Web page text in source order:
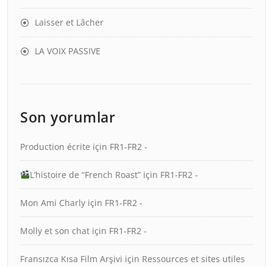
Laisser et Lâcher
LA VOIX PASSIVE
Son yorumlar
Production écrite için FR1-FR2 -
L’histoire de “French Roast”için FR1-FR2 -
Mon Ami Charly için FR1-FR2 -
Molly et son chat için FR1-FR2 -
Fransızca Kısa Film Arşivi için Ressources et sites utiles